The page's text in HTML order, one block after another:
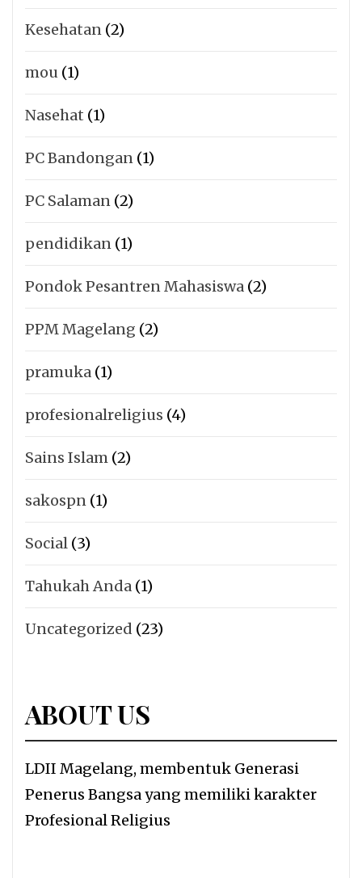
Kesehatan (2)
mou (1)
Nasehat (1)
PC Bandongan (1)
PC Salaman (2)
pendidikan (1)
Pondok Pesantren Mahasiswa (2)
PPM Magelang (2)
pramuka (1)
profesionalreligius (4)
Sains Islam (2)
sakospn (1)
Social (3)
Tahukah Anda (1)
Uncategorized (23)
ABOUT US
LDII Magelang, membentuk Generasi
Penerus Bangsa yang memiliki karakter
Profesional Religius